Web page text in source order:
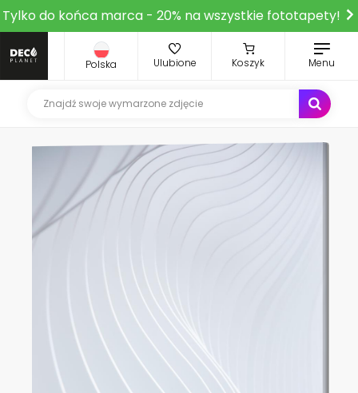
Tylko do końca marca - 20% na wszystkie fototapety!
Polska Ulubione Koszyk Menu